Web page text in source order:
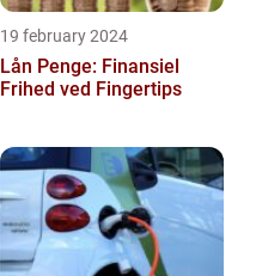
19 february 2024
Lån Penge: Finansiel
Frihed ved Fingertips